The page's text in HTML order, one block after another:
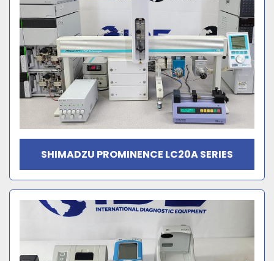
SHIMADZU PROMINENCE LC20A SERIES